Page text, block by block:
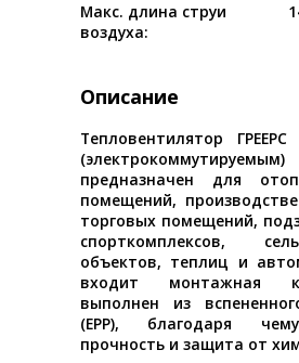
Макс. длина струи
воздуха:
Описание
Тепловентилятор
предназначен для
помещений,
торговых помещений,
спорткомплексов,
объектов, теплиц и
входит монтажная
выполнен из
(ЕРР), благодаря
прочность и защита от